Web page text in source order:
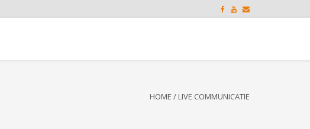
HOME / LIVE COMMUNICATIE